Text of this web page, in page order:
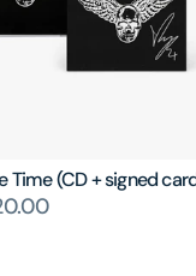
Time (CD + signed